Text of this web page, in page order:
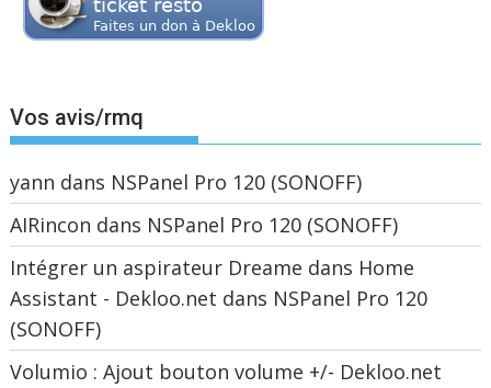
Vos avis/rmq
yann dans NSPanel Pro 120 (SONOFF)
AIRincon dans NSPanel Pro 120 (SONOFF)
Intégrer un aspirateur Dreame dans Home
Assistant - Dekloo.net dans NSPanel Pro 120
(SONOFF)
Volumio : Ajout bouton volume +/- Dekloo.net